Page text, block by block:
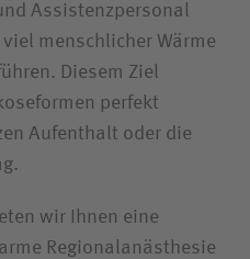
Assistenzpersonal
menschlicher Wärme
Diesem Ziel
perfekt
Aufenthalt oder die
wir Ihnen eine
Regionalanästhesie